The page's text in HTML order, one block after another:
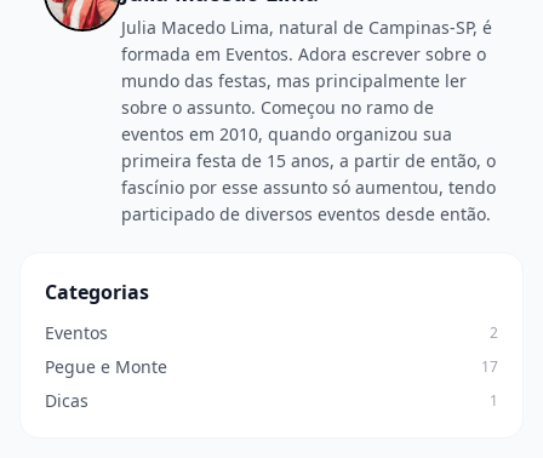
Julia Macedo Lima, natural de Campinas-SP, é
formada em Eventos. Adora escrever sobre o
mundo das festas, mas principalmente ler
sobre o assunto. Começou no ramo de
eventos em 2010, quando organizou sua
primeira festa de 15 anos, a partir de então, o
fascínio por esse assunto só aumentou, tendo
participado de diversos eventos desde então.
Categorias
Eventos 2
Pegue e Monte 17
Dicas 1